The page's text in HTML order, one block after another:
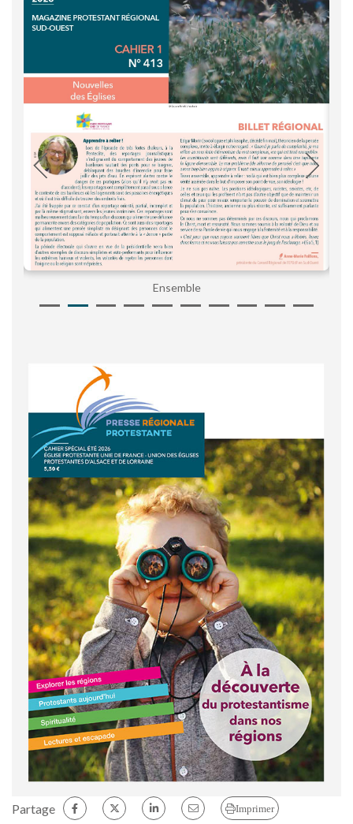
Ensemble
Partage Imprimer